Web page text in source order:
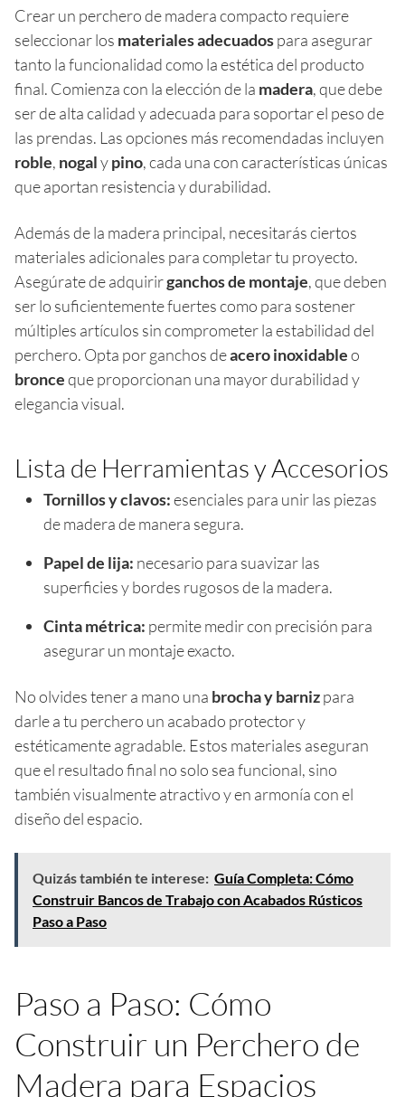
Crear un perchero de madera compacto requiere
seleccionar los materiales adecuadospara asegurar
tanto la funcionalidad como la estética del producto
final. Comienza con la elección de la madera, que debe
ser de alta calidad y adecuada para soportar el peso de
las prendas. Las opciones más recomendadas incluyen
roble, nogalypino, cada una con características únicas
que aportan resistencia y durabilidad.
Además de la madera principal, necesitarás ciertos
materiales adicionales para completar tu proyecto.
Asegúrate de adquirirganchos de montaje, que deben
ser lo suficientemente fuertes como para sostener
múltiples artículos sin comprometer la estabilidad del
perchero. Opta por ganchos deacero inoxidableo
bronceque proporcionan una mayor durabilidad y
elegancia visual.
Lista de Herramientas y Accesorios
Tornillos y clavos:esenciales para unir las piezas
de madera de manera segura.
Papel de lija: necesario para suavizar las
superficies y bordes rugosos de la madera.
Cinta métrica: permite medir con precisión para
asegurar un montaje exacto.
No olvides tener a mano una brocha y barnizpara
darle a tu perchero un acabado protector y
estéticamente agradable. Estos materiales aseguran
que el resultado final no solo sea funcional, sino
también visualmente atractivo y en armonía con el
diseño del espacio.
Quizás también te interese: Guía Completa: Cómo
Construir Bancos de Trabajo con Acabados Rústicos
Paso a Paso
Paso a Paso: Cómo
Construir un Perchero de
Madera para Espacios